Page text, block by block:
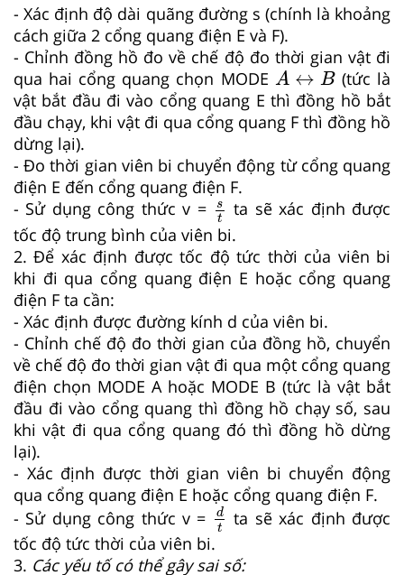
- Xác định độ dài quãng đường s (chính là khoảng
cách giữa 2 cổng quang điện E và F).
- Chỉnh đồng hồ đo về chế độ đo thời gian vật đi
qua hai cổng quang chọn MODE A ↔ B
A↔ B
(tức là
vật bắt đầu đi vào cổng quang E thì đồng hồ bắt
đầu chạy, khi vật đi qua cổng quang F thì đồng hồ
dừng lại).
- Đo thời gian viên bi chuyển động từ cổng quang
điện E đến cổng quang điện F.
- Sử dụng công thức v =
s
t
st ta sẽ xác định được
tốc độ trung bình của viên bi.
2. Để xác định được tốc độ tức thời của viên bi
khi đi qua cổng quang điện E hoặc cổng quang
điện F ta cần:
- Xác định được đường kính d của viên bi.
- Chỉnh chế độ đo thời gian của đồng hồ, chuyển
về chế độ đo thời gian vật đi qua một cổng quang
điện chọn MODE A hoặc MODE B (tức là vật bắt
đầu đi vào cổng quang thì đồng hồ chạy số, sau
khi vật đi qua cổng quang đó thì đồng hồ dừng
lại).
- Xác định được thời gian viên bi chuyển động
qua cổng quang điện E hoặc cổng quang điện F.
- Sử dụng công thức v =
d
t
dt ta sẽ xác định được
tốc độ tức thời của viên bi.
3. Các yếu tố có thể gây sai số: